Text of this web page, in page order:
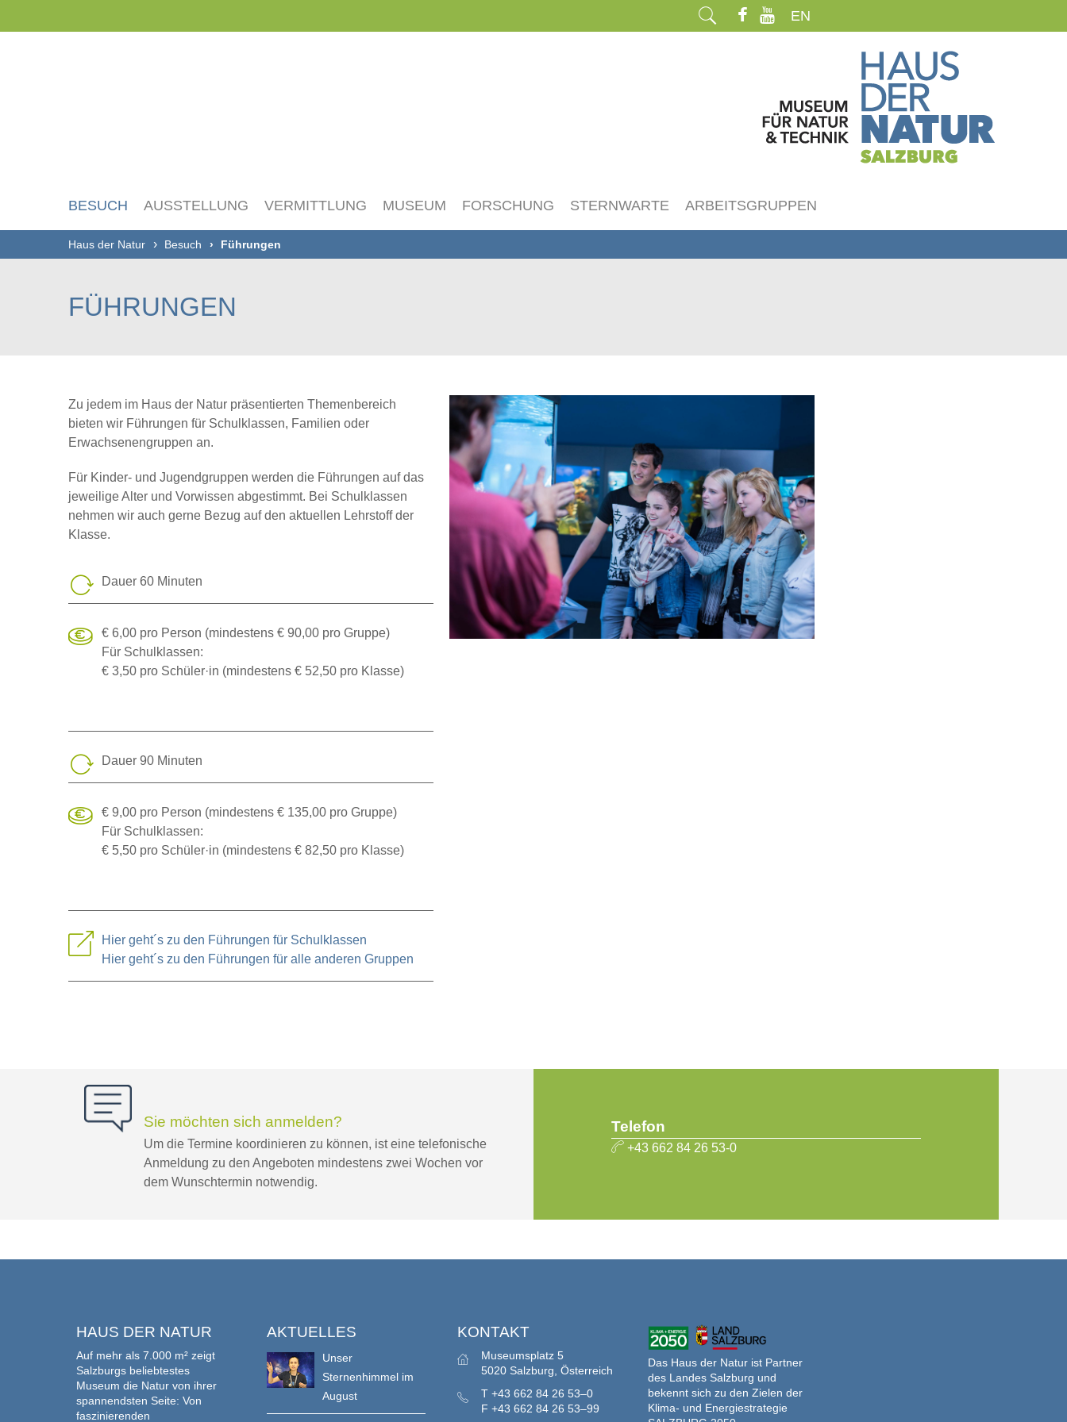
EN
BESUCH AUSSTELLUNG VERMITTLUNG MUSEUM FORSCHUNG STERNWARTE ARBEITSGRUPPEN
Haus der Natur Besuch Führungen
FÜHRUNGEN
Zu jedem im Haus der Natur präsentierten Themenbereich
bieten wir Führungen für Schulklassen, Familien oder
Erwachsenengruppen an.
Für Kinder- und Jugendgruppen werden die Führungen auf das
jeweilige Alter und Vorwissen abgestimmt. Bei Schulklassen
nehmen wir auch gerne Bezug auf den aktuellen Lehrstoff der
Klasse.
Dauer 60 Minuten
€ 6,00 pro Person (mindestens € 90,00 pro Gruppe)
Für Schulklassen:
€ 3,50 pro Schüler·in (mindestens € 52,50 pro Klasse)
Dauer 90 Minuten
€ 9,00 pro Person (mindestens € 135,00 pro Gruppe)
Für Schulklassen:
€ 5,50 pro Schüler·in (mindestens € 82,50 pro Klasse)
Hier geht´s zu den Führungen für Schulklassen
Hier geht´s zu den Führungen für alle anderen Gruppen
Sie möchten sich anmelden?
Um die Termine koordinieren zu können, ist eine telefonische
Anmeldung zu den Angeboten mindestens zwei Wochen vor
dem Wunschtermin notwendig.
Telefon
+43 662 84 26 53-0
HAUS DER NATUR
Auf mehr als 7.000 m² zeigt
Salzburgs beliebtestes
Museum die Natur von ihrer
spannendsten Seite: Von
faszinierenden
AKTUELLES
Unser
Sternenhimmel im
August
KONTAKT
Museumsplatz 5
5020 Salzburg, Österreich
T +43 662 84 26 53–0
F +43 662 84 26 53–99
Das Haus der Natur ist Partner
des Landes Salzburg und
bekennt sich zu den Zielen der
Klima- und Energiestrategie